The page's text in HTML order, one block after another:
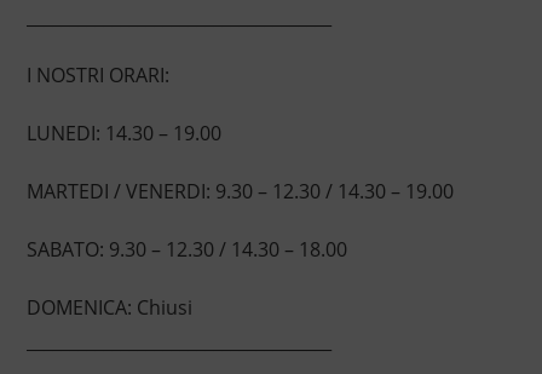
I NOSTRI ORARI:
LUNEDI: 14.30 – 19.00
MARTEDI / VENERDI: 9.30 – 12.30 / 14.30 – 19.00
SABATO: 9.30 – 12.30 / 14.30 – 18.00
DOMENICA: Chiusi